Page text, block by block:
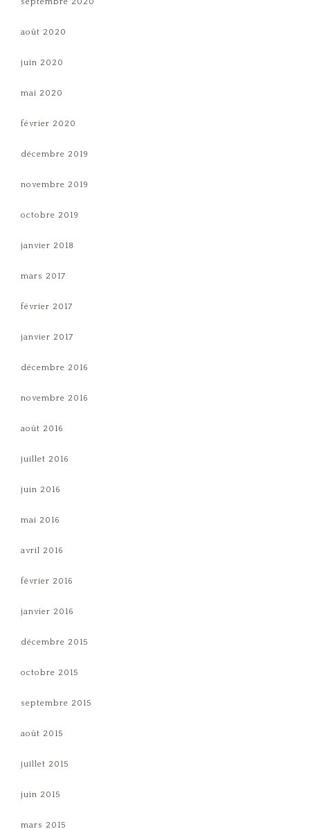
septembre 2020
août 2020
juin 2020
mai 2020
février 2020
décembre 2019
novembre 2019
octobre 2019
janvier 2018
mars 2017
février 2017
janvier 2017
décembre 2016
novembre 2016
août 2016
juillet 2016
juin 2016
mai 2016
avril 2016
février 2016
janvier 2016
décembre 2015
octobre 2015
septembre 2015
août 2015
juillet 2015
juin 2015
mars 2015